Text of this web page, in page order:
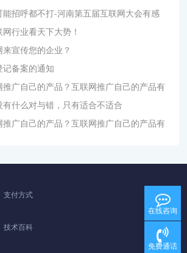
能招呼都不打-河南第五届互联网大会有感
行业看天下大势！
宣传您的企业？
记备案的通知
推广自己的产品？互联网推广自己的产品有
有什么对与错，只有适合不适合
推广自己的产品？互联网推广自己的产品有
支付方式
技术百科
在线咨询
免费通话